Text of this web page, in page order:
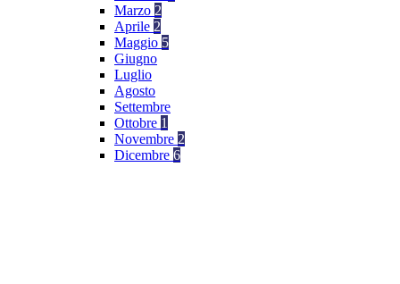
Marzo 2
Aprile 2
Maggio 5
Giugno
Luglio
Agosto
Settembre
Ottobre 1
Novembre 2
Dicembre 6